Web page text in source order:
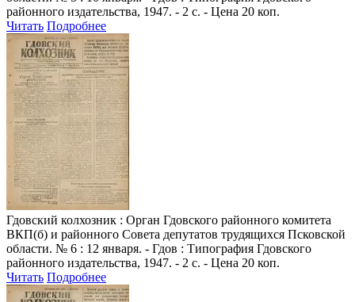
районного издательства, 1947. - 2 с. - Цена 20 коп.
Читать Подробнее
Гдовский колхозник : Орган Гдовского районного комитета
ВКП(б) и районного Совета депутатов трудящихся Псковской
области. № 6 : 12 января. - Гдов : Типография Гдовского
районного издательства, 1947. - 2 с. - Цена 20 коп.
Читать Подробнее